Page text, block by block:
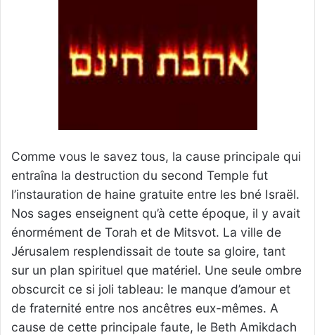
Comme vous le savez tous, la cause principale qui
entraîna la destruction du second Temple fut
l’instauration de haine gratuite entre les bné Israël.
Nos sages enseignent qu’à cette époque, il y avait
énormément de Torah et de Mitsvot. La ville de
Jérusalem resplendissait de toute sa gloire, tant
sur un plan spirituel que matériel. Une seule ombre
obscurcit ce si joli tableau: le manque d’amour et
de fraternité entre nos ancêtres eux-mêmes. A
cause de cette principale faute, le Beth Amikdach